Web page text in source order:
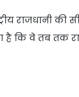
राजधानी
कि वे तब तक